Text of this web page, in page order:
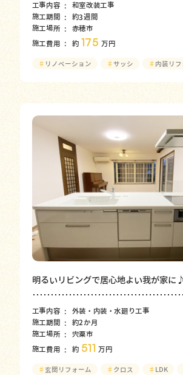
工事内容
和室改装工事
施工期間
約3週間
施工場所
赤穂市
施工費用 約 175 万円
♯ リノベーション ♯サッシ ♯ 内装リフ
明るいリビングで居心地よい我が家に♪
工事内容
外装・内装・水廻り工事
施工期間
約2か月
施工場所
宍粟市
施工費用 約 511 万円
♯玄関リフォーム ♯ クロス ♯ LDK